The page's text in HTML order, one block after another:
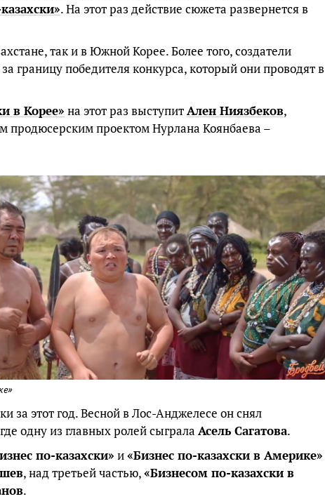
. На этот раз действие сюжета развернется в
так и в Южной Корее. Более того, создатели
границу победителя конкурса, который они проводят в
в Корее» на этот раз выступитАлен Ниязбеков,
продюсерским проектом Нурлана Коянбаева –
за этот год. Весной в Лос-Анджелесе он снял
одну из главных ролей сыграла Асель Сагатова.
по-казахски» и«Бизнес по-казахски в Америке»
, над третьей частью,«Бизнесом по-казахски в
.